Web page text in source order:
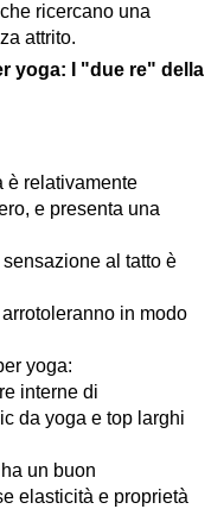
ricercano una
attrito.
yoga: I "due re" della
è relativamente
e presenta una
al tatto è
in modo
yoga:
interne di
da yoga e top larghi
un buon
elasticità e proprietà